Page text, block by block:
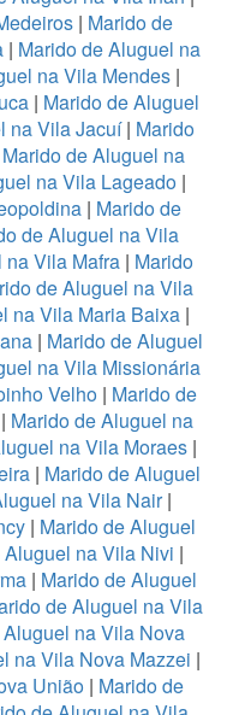
| Marido de
| Marido de Aluguel na
na Vila Mendes |
| Marido de Aluguel
na Vila Jacuí| Marido
Marido de Aluguel na
na Vila Lageado|
| Marido de
de Aluguel na Vila
na Vila Mafra | Marido
de Aluguel na Vila
na Vila Maria Baixa|
| Marido de Aluguel
na Vila Missionária
Velho| Marido de
| Marido de Aluguel na
na Vila Moraes|
| Marido de Aluguel
na Vila Nair|
| Marido de Aluguel
Aluguel na Vila Nivi |
| Marido de Aluguel
de Aluguel na Vila
na Vila Nova
na Vila Nova Mazzei |
União | Marido de